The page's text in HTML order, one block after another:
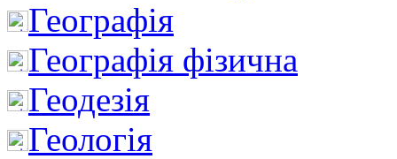
Географія
Географія фізична
Геодезія
Геологія